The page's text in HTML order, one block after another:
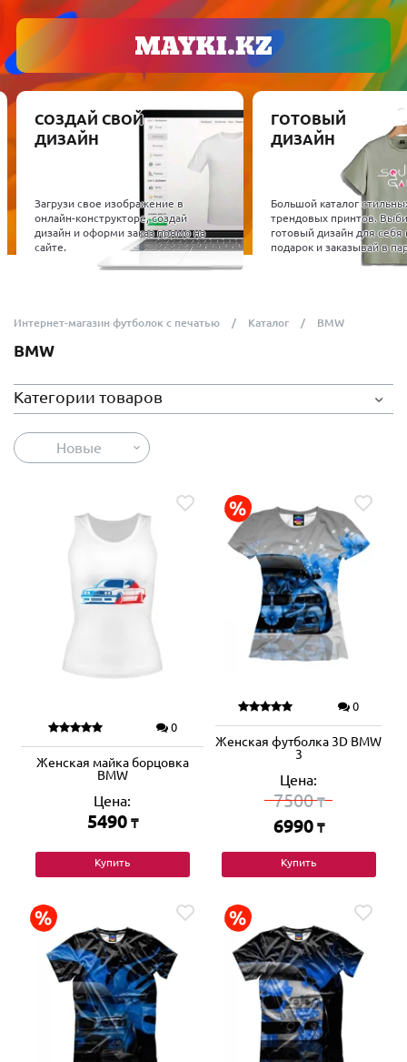
СОЗДАЙ СВОЙ
ДИЗАЙН
Загрузи свое изображение в
онлайн-конструкторе, создай
дизайн и оформи заказ прямо на
сайте.
ГОТОВЫЙ
ДИЗАЙН
Большой каталог
трендовых принтов.
готовый дизайн для себя
подарок и заказывай в
Интернет-магазин футболок с печатью Каталог BMW
BMW
Категории товаров
Новые
0
Женская майка борцовка
BMW
Цена:
5490 ₸
Купить
0
Женская футболка 3D BMW
3
Цена:
7500₸
6990 ₸
Купить